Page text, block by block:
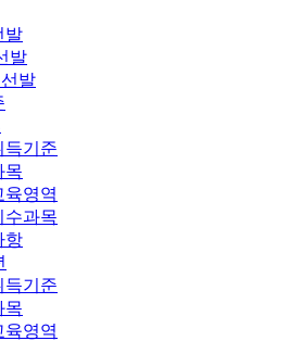
발
발
발
득기준
목
육영역
수과목
항
득기준
목
육영역